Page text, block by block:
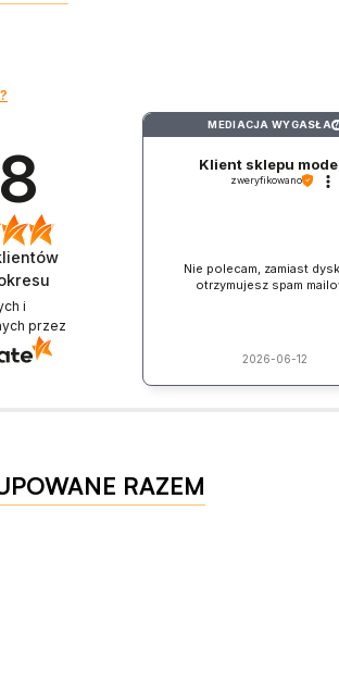
i
przez
MEDIACJA WYGASŁA ?
Klient sklepu
zweryfikowano
Nie polecam, zamiast
otrzymujesz spam
2026-06-12
RAZEM